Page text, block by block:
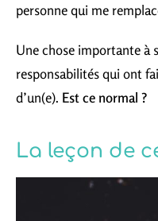
personne qui me
Une chose importante à
responsabilités qui ont
d’un(e). Est ce normal ?
La leçon de